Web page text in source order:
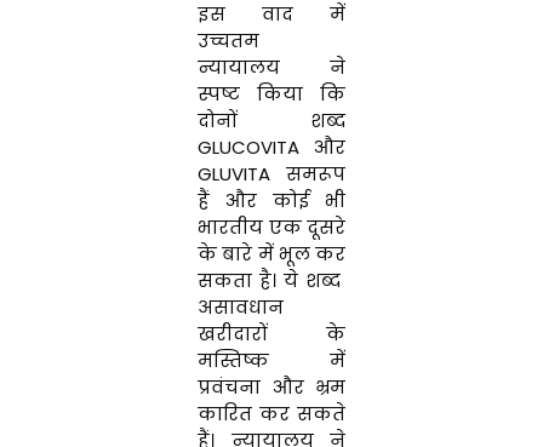
इस वाद में
उच्चतम
न्यायालय ने
स्पष्ट किया कि
दोनों शब्द
GLUCOVITA और
GLUVITA समरूप
हैं और कोई भी
भारतीय एक दूसरे
के बारे में भूल कर
सकता है। ये शब्द
असावधान
खरीदारों के
मस्तिष्क में
प्रवंचना और भ्रम
कारित कर सकते
हैं। न्यायालय ने